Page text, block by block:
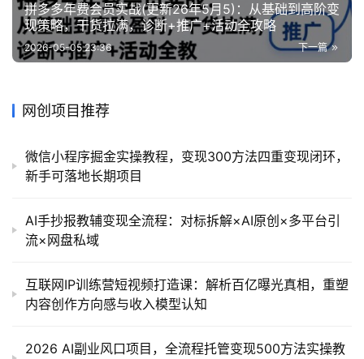
拼多多年费会员实战(更新26年5月5)：从基础到高阶变
现策略，干货拉满，诊断+推广+活动全攻略
下一篇
2026-05-05 23:36
网创项目推荐
微信小程序掘金实操教程，变现300方法四重变现闭环，
新手可落地长期项目
AI手抄报教辅变现全流程：对标拆解×AI原创×多平台引
流×网盘私域
互联网IP训练营短视频打造课：解析百亿曝光真相，重塑
内容创作方向感与收入模型认知
2026 AI副业风口项目，全流程托管变现500方法实操教